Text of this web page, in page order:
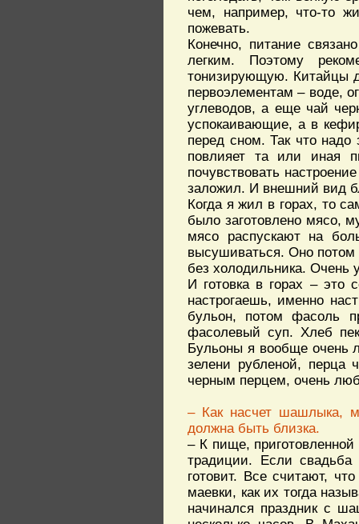
чем, например, что-то
пожевать.
Конечно, питание
легким. Поэтому
тонизирующую. Китайцы
первоэлементам – воде,
углеводов, а еще чай
успокаивающие, а в
перед сном. Так что надо
повлияет та или иная
почувствовать
заложил. И внешний вид
Когда я жил в горах, то
было заготовлено мясо,
мясо распускают на
высушиваться. Оно потом
без холодильника. Очень
И готовка в горах – это
настрогаешь, именно
бульон, потом фасоль
фасолевый суп. Хлеб
Бульоны я вообще очень
зелени рубленой, перца
черным перцем, очень
– Как насчет шашлыка,
должна быть близка.
– К пище,
традиции. Если свадьба
готовит. Все считают,
маевки, как их тогда
начинался праздник с